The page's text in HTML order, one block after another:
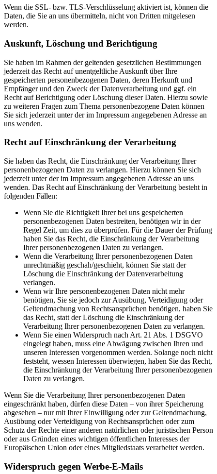
Wenn die SSL- bzw. TLS-Verschlüsselung aktiviert ist, können die
Daten, die Sie an uns übermitteln, nicht von Dritten mitgelesen
werden.
Auskunft, Löschung und Berichtigung
Sie haben im Rahmen der geltenden gesetzlichen Bestimmungen
jederzeit das Recht auf unentgeltliche Auskunft über Ihre
gespeicherten personenbezogenen Daten, deren Herkunft und
Empfänger und den Zweck der Datenverarbeitung und ggf. ein
Recht auf Berichtigung oder Löschung dieser Daten. Hierzu sowie
zu weiteren Fragen zum Thema personenbezogene Daten können
Sie sich jederzeit unter der im Impressum angegebenen Adresse an
uns wenden.
Recht auf Einschränkung der Verarbeitung
Sie haben das Recht, die Einschränkung der Verarbeitung Ihrer
personenbezogenen Daten zu verlangen. Hierzu können Sie sich
jederzeit unter der im Impressum angegebenen Adresse an uns
wenden. Das Recht auf Einschränkung der Verarbeitung besteht in
folgenden Fällen:
Wenn Sie die Richtigkeit Ihrer bei uns gespeicherten
personenbezogenen Daten bestreiten, benötigen wir in der
Regel Zeit, um dies zu überprüfen. Für die Dauer der Prüfung
haben Sie das Recht, die Einschränkung der Verarbeitung
Ihrer personenbezogenen Daten zu verlangen.
Wenn die Verarbeitung Ihrer personenbezogenen Daten
unrechtmäßig geschah/geschieht, können Sie statt der
Löschung die Einschränkung der Datenverarbeitung
verlangen.
Wenn wir Ihre personenbezogenen Daten nicht mehr
benötigen, Sie sie jedoch zur Ausübung, Verteidigung oder
Geltendmachung von Rechtsansprüchen benötigen, haben Sie
das Recht, statt der Löschung die Einschränkung der
Verarbeitung Ihrer personenbezogenen Daten zu verlangen.
Wenn Sie einen Widerspruch nach Art. 21 Abs. 1 DSGVO
eingelegt haben, muss eine Abwägung zwischen Ihren und
unseren Interessen vorgenommen werden. Solange noch nicht
feststeht, wessen Interessen überwiegen, haben Sie das Recht,
die Einschränkung der Verarbeitung Ihrer personenbezogenen
Daten zu verlangen.
Wenn Sie die Verarbeitung Ihrer personenbezogenen Daten
eingeschränkt haben, dürfen diese Daten – von ihrer Speicherung
abgesehen – nur mit Ihrer Einwilligung oder zur Geltendmachung,
Ausübung oder Verteidigung von Rechtsansprüchen oder zum
Schutz der Rechte einer anderen natürlichen oder juristischen Person
oder aus Gründen eines wichtigen öffentlichen Interesses der
Europäischen Union oder eines Mitgliedstaats verarbeitet werden.
Widerspruch gegen Werbe-E-Mails